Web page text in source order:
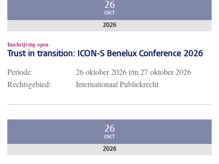
26
OKT
2026
Inschrijving open
Trust in transition: ICON-S Benelux Conference 2026
Periode: 26 oktober 2026t/m27 oktober 2026
Rechtsgebied:
Internationaal Publiekrecht
26
OKT
2026